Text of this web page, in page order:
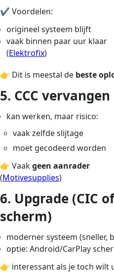
✔ Voordelen:
origineel systeem blijft
vaak binnen paar uur klaar
(Elektrofix)
👉 Dit is meestal de beste
5. CCC
kan werken, maar risico:
vaak zelfde slijtage
moet gecodeerd worden
👉 Vaakgeen aanrader
(Motivesupplies)
6. Upgrade (CIC
scherm)
moderner systeem (sneller,
optie: Android/CarPlay
👉 interessant als je toch wilt